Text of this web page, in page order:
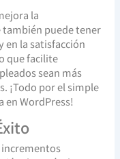
la
puede tener
en la satisfacción
que facilite
sean más
¡Todo por el simple
en WordPress!